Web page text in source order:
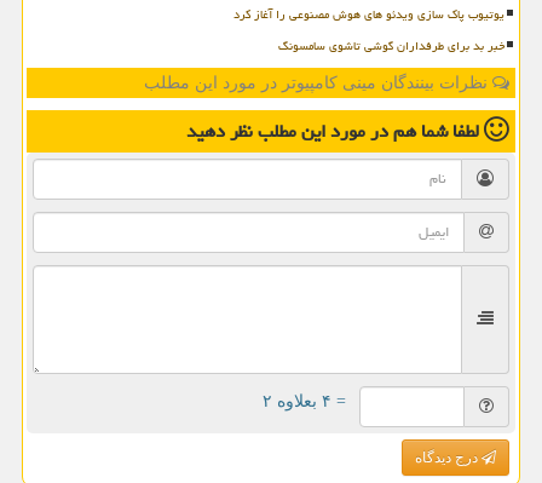
یوتیوب پاک سازی ویدئو های هوش مصنوعی را آغاز کرد
خبر بد برای طرفداران گوشی تاشوی سامسونگ
نظرات بینندگان مینی کامپیوتر در مورد این مطلب
لطفا شما همدر مورد این مطلبنظر دهید
= ۴ بعلاوه ۲
درج دیدگاه